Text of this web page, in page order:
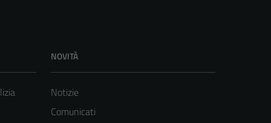
NOVITÀ
Notizie
Comunicati